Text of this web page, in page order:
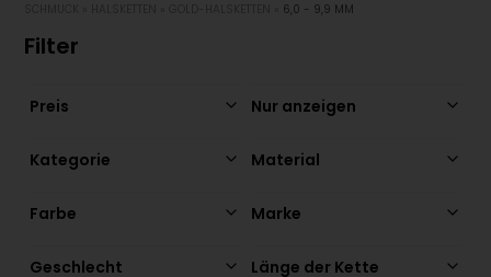
6,0 - 9,9 MM
Filter
Preis Nur anzeigen
Kategorie Material
Farbe Marke
Geschlecht Länge der Kette